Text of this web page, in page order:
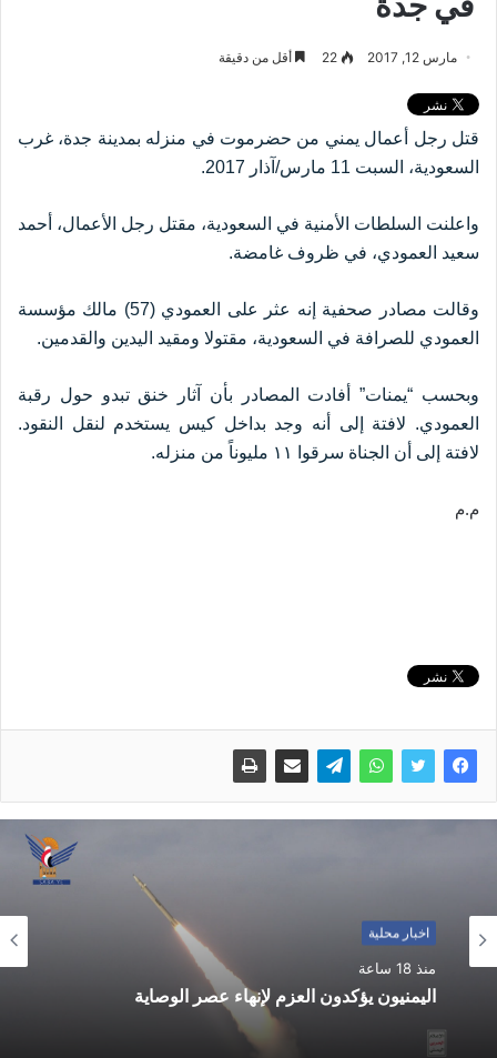
مارس 12, 2017 22 أقل من دقيقة
قتل رجل أعمال يمني من حضرموت في منزله بمدينة جدة، غرب
السعودية، السبت 11 مارس/آذار 2017
.
واعلنت السلطات الأمنية في السعودية، مقتل رجل الأعمال، أحمد
سعيد العمودي، في ظروف غامضة.
وقالت مصادر صحفية إنه عثر على العمودي (57) مالك مؤسسة
العمودي للصرافة في السعودية، مقتولا ومقيد اليدين والقدمين.
وبحسب “يمنات” أفادت المصادر بأن آثار خنق تبدو حول رقبة
العمودي. لافتة إلى أنه وجد بداخل كيس يستخدم لنقل النقود.
لافتة إلى أن الجناة سرقوا ١١ مليوناً من منزله
.
م.م
اخبار محلية
منذ 18 ساعة
اليمنيون يؤكدون العزم لإنهاء عصر الوصاية